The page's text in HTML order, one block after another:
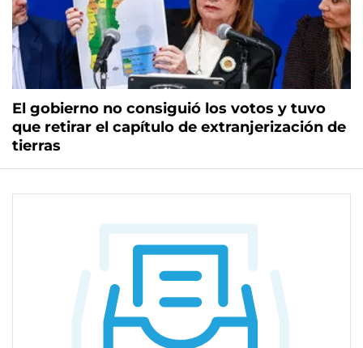
El gobierno no consiguió los votos y tuvo
que retirar el capítulo de extranjerización de
tierras